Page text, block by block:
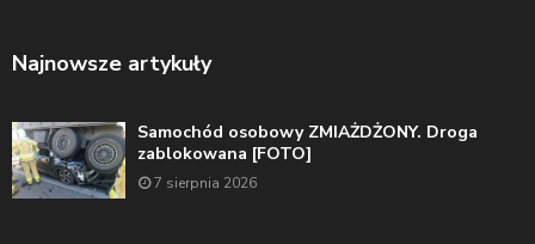
Najnowsze artykuły
Samochód osobowy ZMIAŻDŻONY. Droga
zablokowana [FOTO]
7 sierpnia 2026